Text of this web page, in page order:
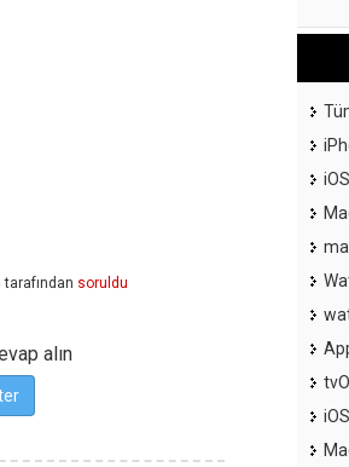
tarafından soruldu
alın
iOS